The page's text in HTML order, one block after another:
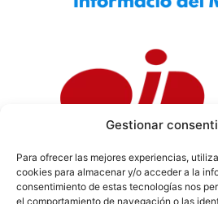
Gestionar
Para ofrecer las mejores experiencias,
cookies para almacenar y/o acceder a la
consentimiento de estas tecnologías nos
el comportamiento de navegación o las
Política de Privacidad|
Legal|Codi ètic